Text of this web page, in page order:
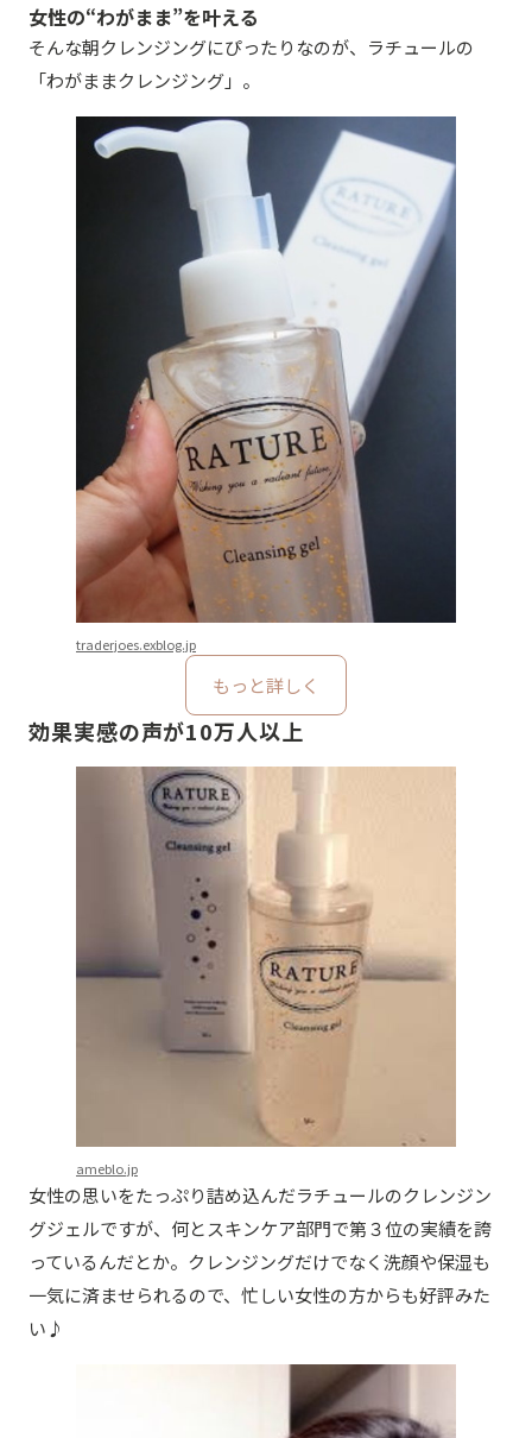
女性の“わがまま”を叶える
そんな朝クレンジングにぴったりなのが、ラチュールの
「わがままクレンジング」。
traderjoes.exblog.jp
もっと詳しく
効果実感の声が10万人以上
ameblo.jp
女性の思いをたっぷり詰め込んだラチュールのクレンジン
グジェルですが、何とスキンケア部門で第３位の実績を誇
っているんだとか。クレンジングだけでなく洗顔や保湿も
一気に済ませられるので、忙しい女性の方からも好評みた
い♪